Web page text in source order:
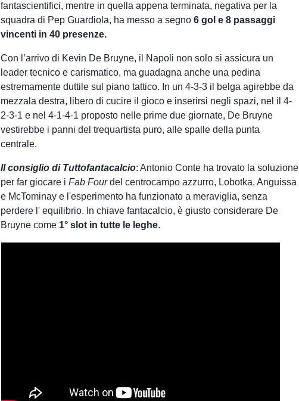
fantascientifici, mentre in quella appena terminata, negativa per la
squadra di Pep Guardiola, ha messo a segno6 gol e 8 passaggi
vincenti in 40 presenze.
Con l’arrivo di Kevin De Bruyne, il Napoli non solo si assicura un
leader tecnico e carismatico, ma guadagna anche una pedina
estremamente duttile sul piano tattico. In un 4-3-3 il belga agirebbe da
mezzala destra, libero di cucire il gioco e inserirsi negli spazi, nel il 4-
2-3-1 e nel 4-1-4-1 proposto nelle prime due giornate, De Bruyne
vestirebbe i panni del trequartista puro, alle spalle della punta
centrale.
Il consiglio di Tuttofantacalcio: Antonio Conte ha trovato la soluzione
per far giocare iFab Fourdel centrocampo azzurro, Lobotka, Anguissa
e McTominay e l'esperimento ha funzionato a meraviglia, senza
perdere l' equilibrio. In chiave fantacalcio, è giusto considerare De
Bruyne come 1° slot in tutte le leghe.